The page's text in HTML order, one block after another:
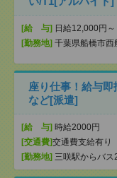
[給 与] 日給12,000円～
[勤務地] 千葉県船橋市西
座り仕事！給与
など[派遣]
[給 与] 時給2000円
[交通費]交通費支給有り
[勤務地] 三咲駅からバス